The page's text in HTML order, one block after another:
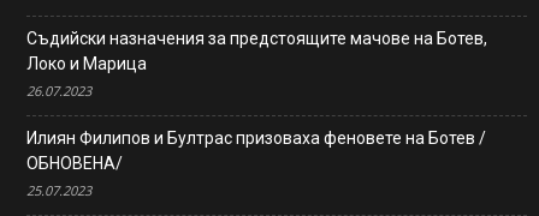
Съдийски назначения за предстоящите мачове на Ботев,
Локо и Марица
26.07.2023
Илиян Филипов и Бултрас призоваха феновете на Ботев /
ОБНОВЕНА/
25.07.2023